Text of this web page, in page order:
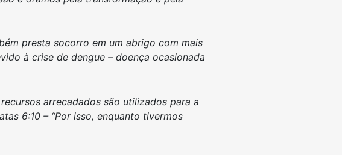
presta socorro em um abrigo com mais
à crise de dengue – doença ocasionada
arrecadados são utilizados para a
6:10 – “Por isso, enquanto tivermos